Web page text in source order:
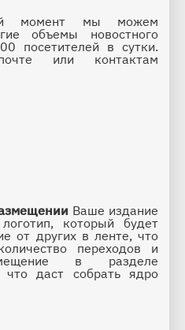
момент мы можем
объемы новостного
посетителей в сутки.
или контактам
Ваше издание
который будет
от других в ленте, что
переходов и
в разделе
что даст собрать ядро